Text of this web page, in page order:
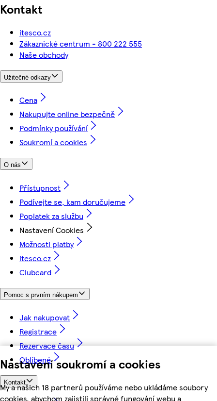
Nastavení soukromí a cookies
My a našich 18 partnerů používáme nebo ukládáme soubory
cookies, abychom zajistili správné fungování webu a
Kontakt
itesco.cz
Zákaznické centrum - 800 222 555
Naše obchody
Užitečné odkazy
Cena
Nakupujte online bezpečně
Podmínky používání
Soukromí a cookies
O nás
Přístupnost
Podívejte se, kam doručujeme
Poplatek za službu
Nastavení Cookies
Možnosti platby
itesco.cz
Clubcard
Pomoc s prvním nákupem
Jak nakupovat
Registrace
Rezervace času
Oblíbené
Kontakt